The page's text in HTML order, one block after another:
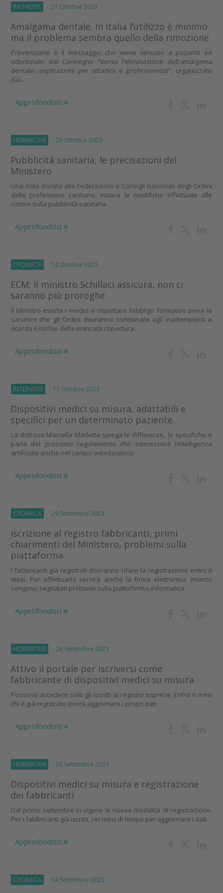
INCHIESTE 27 Ottobre 2023
Amalgama dentale. In Italia l’utilizzo è minimo
ma il problema sembra quello della rimozione
Prevenzione è il messaggio che viene lanciato a pazienti ed
odontoiatri dal Convegno “Verso l’eliminazione dell'amalgama
dentale: implicazioni per cittadini e professionisti”, organizzato
dal...
Approfondisci
NORMATIVE 26 Ottobre 2023
Pubblicità sanitaria, le precisazioni del
Ministero
Una nota inviata alle Federazioni e Consigli nazionali degli Ordini
delle professioni sanitarie, motiva le modifiche effettuate alle
norme sulla pubblicità sanitaria
Approfondisci
CRONACA 12 Ottobre 2023
ECM: il ministro Schillaci assicura, non ci
saranno più proroghe
Il Ministro esorta i medici a rispettare l’obbligo formativo pena le
sanzioni che gli Ordini dovranno comminare agli inadempienti e
ricorda il rischio della mancata copertura...
Approfondisci
INTERVISTE 11 Ottobre 2023
Dispositivi medici su misura, adattabili e
specifici per un determinato paziente
La dott.ssa Marcella Marletta spiega le differenze, le specifiche e
parla del prossimo regolamento che interesserà l’intelligenza
artificiale anche nel campo odontoiatrico
Approfondisci
CRONACA 29 Settembre 2023
Iscrizione al registro fabbricanti, primi
chiarimenti del Ministero, problemi sulla
piattaforma
I fabbricanti già registrati dovranno rifare la registrazione entro 6
mesi. Per effettuarla servirà anche la firma elettronica. Intanto
vengono segnalati problemi sulla piattaforma informatica
Approfondisci
NORMATIVE 26 Settembre 2023
Attivo il portale per iscriversi come
fabbricante di dispositivi medici su misura
Possono accedere solo gli iscritti al registro imprese. Entro 6 mesi
chi è già registrato dovrà aggiornare i propri dati
Approfondisci
NORMATIVE 06 Settembre 2023
Dispositivi medici su misura e registrazione
dei fabbricanti
Dal primo settembre in vigore le nuove modalità di registrazione.
Per i fabbricanti già iscritti, sei mesi di tempo per aggiornare i dati
Approfondisci
CRONACA 04 Settembre 2023